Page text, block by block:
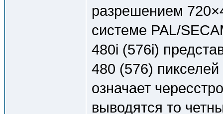
разрешением
системе PAL/
480i (576i)
480 (576) пикселей
означает
выводятся то